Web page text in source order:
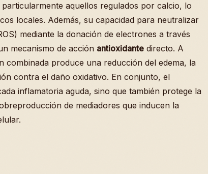
particularmente aquellos regulados por calcio, lo
locales. Además, su capacidad para neutralizar
mediante la donación de electrones a través
mecanismo de acción antioxidante directo. A
combinada produce una reducción del edema, la
contra el daño oxidativo. En conjunto, el
inflamatoria aguda, sino que también protege la
de mediadores que inducen la